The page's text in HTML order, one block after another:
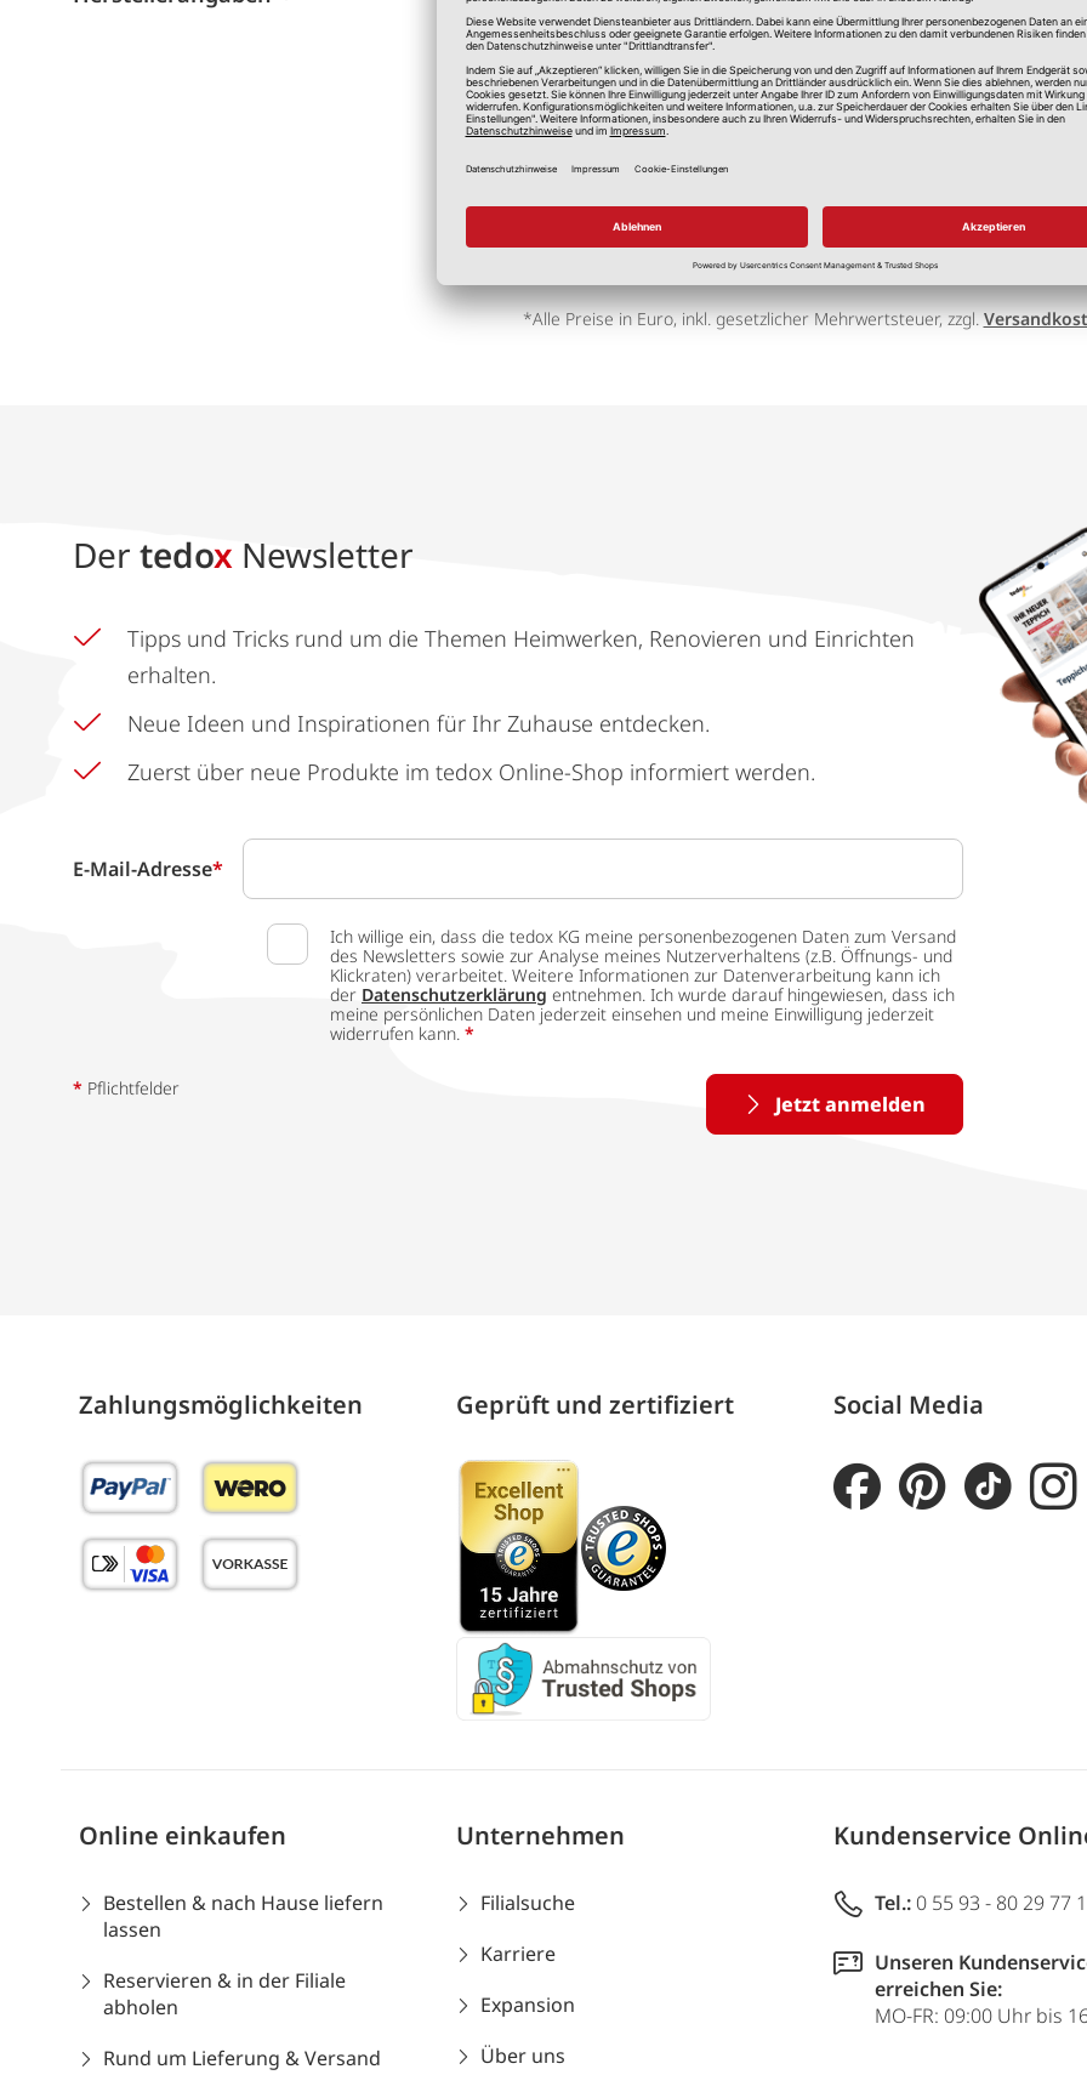
*Alle Preise in Euro, inkl. gesetzlicher Mehrwertsteuer, zzgl.
Der tedox Newsletter
Tipps und Tricks rund um die Themen Heimwerken, Renovieren und Einrichten
erhalten.
Neue Ideen und Inspirationen für Ihr Zuhause entdecken.
Zuerst über neue Produkte im tedox Online-Shop informiert werden.
E-Mail-Adresse*
Ich willige ein, dass die tedox KG meine personenbezogenen Daten zum Versand
des Newsletters sowie zur Analyse meines Nutzerverhaltens (z.B. Öffnungs- und
Klickraten) verarbeitet. Weitere Informationen zur Datenverarbeitung kann ich
der Datenschutzerklärung entnehmen. Ich wurde darauf hingewiesen, dass ich
meine persönlichen Daten jederzeit einsehen und meine Einwilligung jederzeit
widerrufen kann. *
Jetzt anmelden
* Pflichtfelder
Zahlungs­möglich­keiten Geprüft und zertifiziert Social Media
Online einkaufen
Bestellen & nach Hause liefern
lassen
Reservieren & in der Filiale
abholen
Rund um Lieferung & Versand
Unternehmen
Filialsuche
Karriere
Expansion
Über uns
Kundenservice
Tel.: 0 55 93 - 80 29 77
Unseren
erreichen Sie:
MO-FR: 09:00 Uhr bis